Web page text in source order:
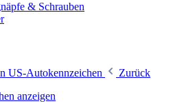
& Schrauben
US-Autokennzeichen
Zurück
anzeigen